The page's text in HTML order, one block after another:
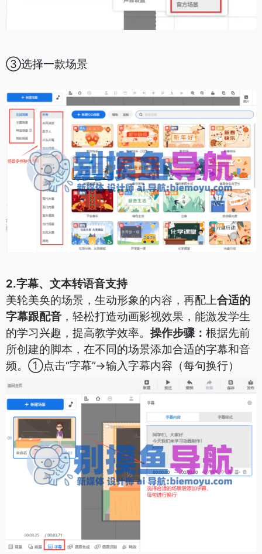
③选择一款场景
2.字幕、文本转语音支持
美轮美奂的场景，生动形象的内容，再配上合适的
字幕跟配音 ，轻松打造动画影视效果，能激发学生
的学习兴趣，提高教学效率。 操作步骤： 根据先前
所创建的脚本，在不同的场景添加合适的字幕和音
频。 ①点击“字幕”->输入字幕内容（每句换行）